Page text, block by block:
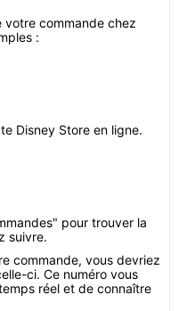
votre commande chez
:
Disney Store en ligne.
pour trouver la
suivre.
commande, vous devriez
ci. Ce numéro vous
réel et de connaître